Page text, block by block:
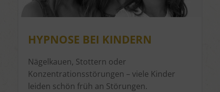
HYPNOSE BEI KINDERN
Nägelkauen, Stottern oder
Konzentrationsstörungen – viele Kinder
leiden schön früh an Störungen.